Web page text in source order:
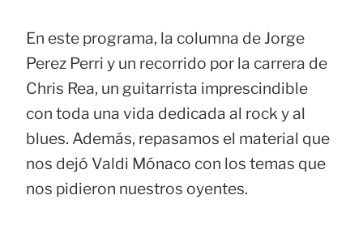
En este programa, la columna de Jorge
Perez Perri y un recorrido por la carrera de
Chris Rea, un guitarrista imprescindible
con toda una vida dedicada al rock y al
blues. Además, repasamos el material que
nos dejó Valdi Mónaco con los temas que
nos pidieron nuestros oyentes.